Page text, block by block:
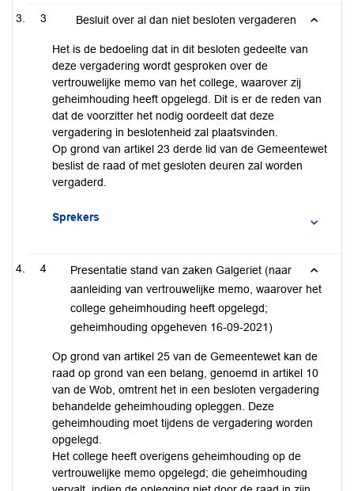
3 Besluit over al dan niet besloten vergaderen
Het is de bedoeling dat in dit besloten gedeelte van
deze vergadering wordt gesproken over de
vertrouwelijke memo van het college, waarover zij
geheimhouding heeft opgelegd. Dit is er de reden van
dat de voorzitter het nodig oordeelt dat deze
vergadering in beslotenheid zal plaatsvinden.
Op grond van artikel 23 derde lid van de Gemeentewet
beslist de raad of met gesloten deuren zal worden
vergaderd.
Sprekers
4
Presentatie stand van zaken Galgeriet (naar
aanleiding van vertrouwelijke memo, waarover het
college geheimhouding heeft opgelegd;
geheimhouding opgeheven 16-09-2021)
Op grond van artikel 25 van de Gemeentewet kan de
raad op grond van een belang, genoemd in artikel 10
van de Wob, omtrent het in een besloten vergadering
behandelde geheimhouding opleggen. Deze
geheimhouding moet tijdens de vergadering worden
opgelegd.
Het college heeft overigens geheimhouding op de
vertrouwelijke memo opgelegd; die geheimhouding